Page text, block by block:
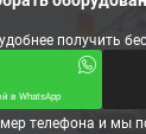
получить
в WhatsApp
телефона и мы